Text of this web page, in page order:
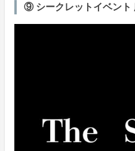
⑨ シークレットイベント